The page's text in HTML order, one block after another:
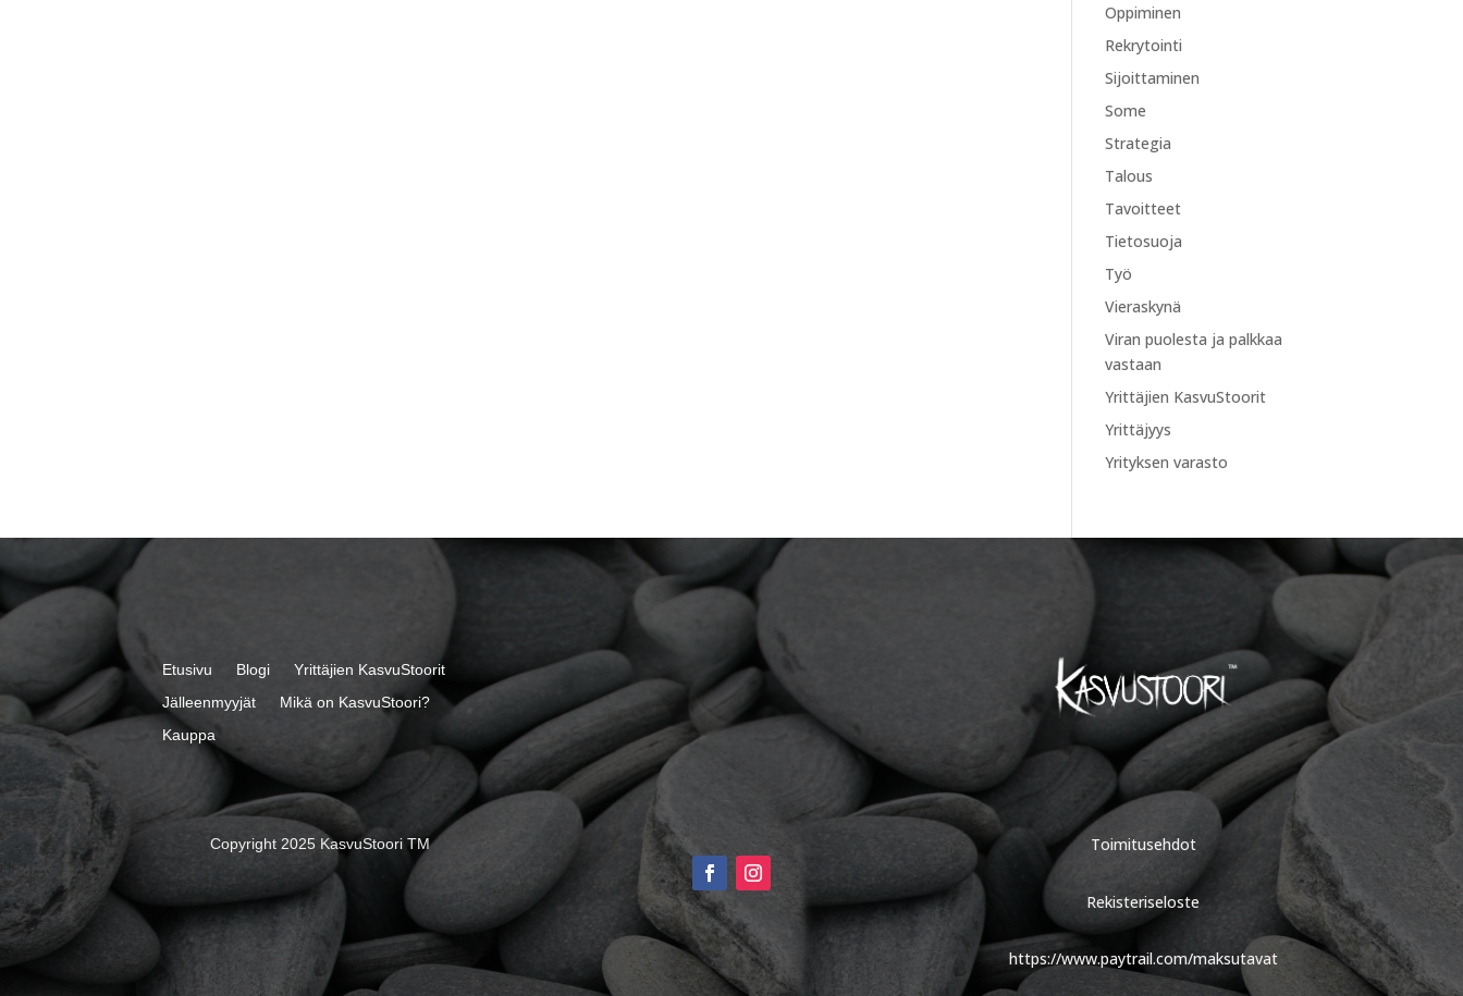
Oppiminen
Rekrytointi
Sijoittaminen
Some
Strategia
Talous
Tavoitteet
Tietosuoja
Työ
Vieraskynä
Viran puolesta ja palkkaa
vastaan
Yrittäjien KasvuStoorit
Yrittäjyys
Yrityksen varasto
Etusivu Blogi
Yrittäjien KasvuStoorit
Jälleenmyyjät
Mikä on KasvuStoori?
Kauppa
Copyright 2025 KasvuStoori TM Toimitusehdot
Rekisteriseloste
https://www.paytrail.com/maksutavat